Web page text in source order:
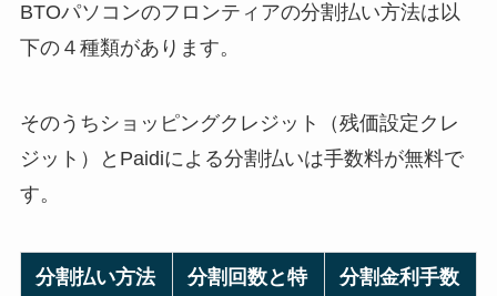
BTOパソコンのフロンティアの分割払い方法は以
下の４種類があります。
そのうちショッピングクレジット（残価設定クレ
ジット）とPaidiによる分割払いは手数料が無料で
す。
分割払い方法
分割回数と特
分割金利手数